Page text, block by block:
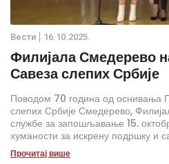
Вести 16.10.2025.
Филијала Смедерево
Савеза слепих Србије
Поводом 70 година од оснивања
слепих Србије Смедерево,
службе за запошљавање 15.
хуманости за искрену подршку и
Прочитај више